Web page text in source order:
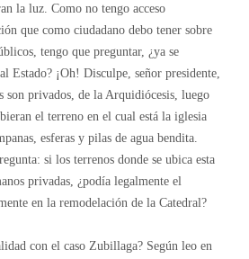
la luz. Como no tengo acceso
que como ciudadano debo tener sobre
tengo que preguntar, ¿ya se
Estado? ¡Oh! Disculpe, señor presidente,
son privados, de la Arquidiócesis, luego
el terreno en el cual está la iglesia
esferas y pilas de agua bendita.
si los terrenos donde se ubica esta
privadas, ¿podía legalmente el
en la remodelación de la Catedral?
con el caso Zubillaga? Según leo en